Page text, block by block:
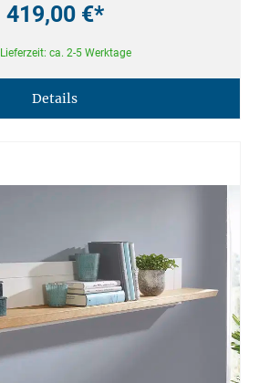
419,00 €*
Lieferzeit: ca. 2-5 Werktage
Details